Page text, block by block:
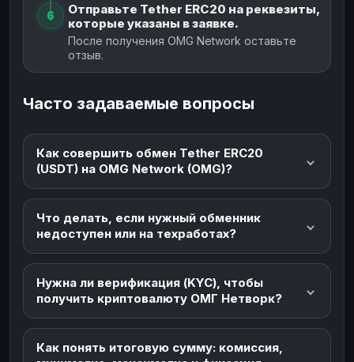
6
Отправьте Tether ERC20 на реквезиты,
которые указаны в заявке.
После получения OMG Network оставьте
отзыв.
Часто задаваемые вопросы
Как совершить обмен Tether ERC20
(USDT) на OMG Network (OMG)?
Что делать, если нужный обменник
недоступен или на техработах?
Нужна ли верификация (KYC), чтобы
получить криптовалюту ОМГ Нетворк?
Как понять итоговую сумму: комиссия,